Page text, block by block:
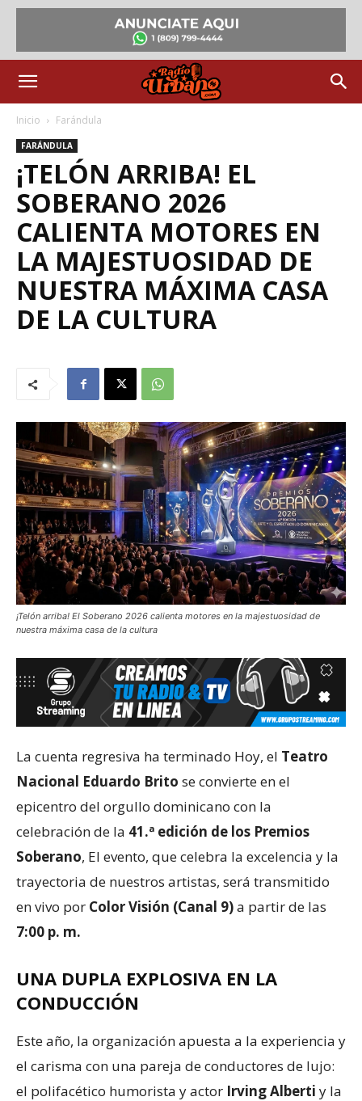
Inicio Farándula
FARÁNDULA
¡TELÓN ARRIBA! EL
SOBERANO 2026
CALIENTA MOTORES EN
LA MAJESTUOSIDAD DE
NUESTRA MÁXIMA CASA
DE LA CULTURA
¡Telón arriba! El Soberano 2026 calienta motores en la majestuosidad de
nuestra máxima casa de la cultura
La cuenta regresiva ha terminado Hoy, el Teatro
Nacional Eduardo Brito se convierte en el
epicentro del orgullo dominicano con la
celebración de la 41.ª edición de los Premios
Soberano, El evento, que celebra la excelencia y la
trayectoria de nuestros artistas, será transmitido
en vivo por Color Visión (Canal 9)a partir de las
7:00 p. m.
UNA DUPLA EXPLOSIVA EN LA
CONDUCCIÓN
Este año, la organización apuesta a la experiencia y
el carisma con una pareja de conductores de lujo:
el polifacético humorista y actor Irving Alberti y la